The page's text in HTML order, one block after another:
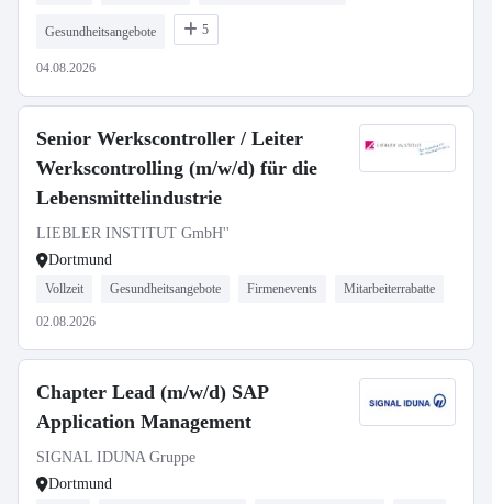
Gesundheitsangebote 5
04.08.2026
Senior Werkscontroller / Leiter
Werkscontrolling (m/w/d) für die
Lebensmittelindustrie
LIEBLER INSTITUT GmbH''
Dortmund
Vollzeit Gesundheitsangebote Firmenevents Mitarbeiterrabatte
02.08.2026
Chapter Lead (m/w/d) SAP
Application Management
SIGNAL IDUNA Gruppe
Dortmund